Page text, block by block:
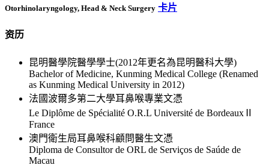
Otorhinolaryngology, Head & Neck Surgery 卡片
资历
昆明醫學院醫學學士(2012年更名為昆明醫科大學)
Bachelor of Medicine, Kunming Medical College (Renamed
as Kunming Medical University in 2012)
法國波爾多第二大學耳鼻喉專業文憑
Le Diplôme de Spécialité O.R.L Université de BordeauxⅡ
France
澳門衛生局耳鼻喉科顧問醫生文憑
Diploma de Consultor de ORL de Serviços de Saúde de
Macau